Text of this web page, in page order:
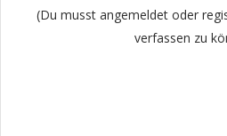
(Du musst angemeldet oder
verfassen zu